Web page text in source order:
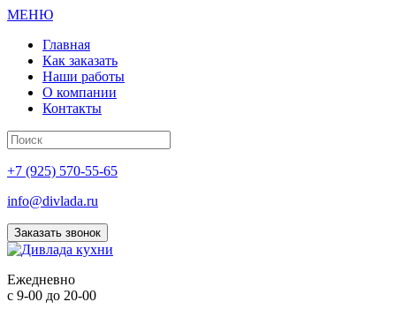
МЕНЮ
Главная
Как заказать
Наши работы
О компании
Контакты
+7 (925) 570-55-65
info@divlada.ru
Заказать звонок
Ежедневно
с 9-00 до 20-00